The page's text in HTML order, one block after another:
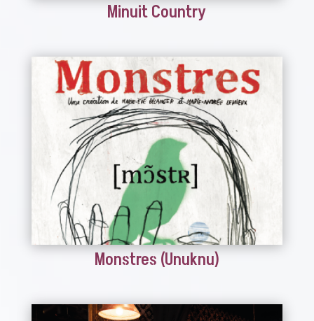
Minuit Country
Monstres (Unuknu)